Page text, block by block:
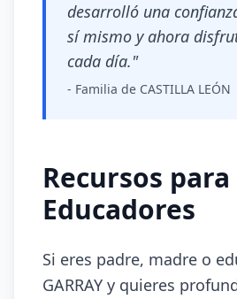
desarrolló una
sí mismo y ahora
cada día."
- Familia de CASTILLA LEÓN
Recursos
Educadores
Si eres padre, madre o
GARRAY y quieres